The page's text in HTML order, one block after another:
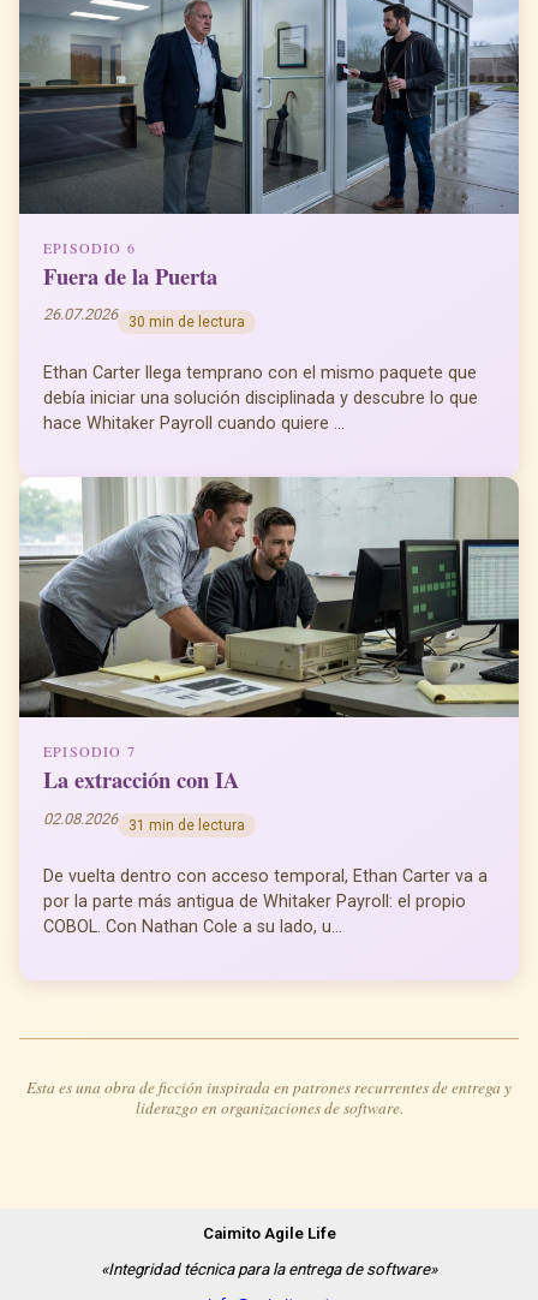
EPISODIO 6
Fuera de la Puerta
26.07.2026 30 min de lectura
Ethan Carter llega temprano con el mismo paquete que
debía iniciar una solución disciplinada y descubre lo que
hace Whitaker Payroll cuando quiere ...
EPISODIO 7
La extracción con IA
02.08.2026 31 min de lectura
De vuelta dentro con acceso temporal, Ethan Carter va a
por la parte más antigua de Whitaker Payroll: el propio
COBOL. Con Nathan Cole a su lado, u...
Esta es una obra de ficción inspirada en patrones recurrentes de entrega y
liderazgo en organizaciones de software.
Caimito Agile Life
«Integridad técnica para la entrega de software»